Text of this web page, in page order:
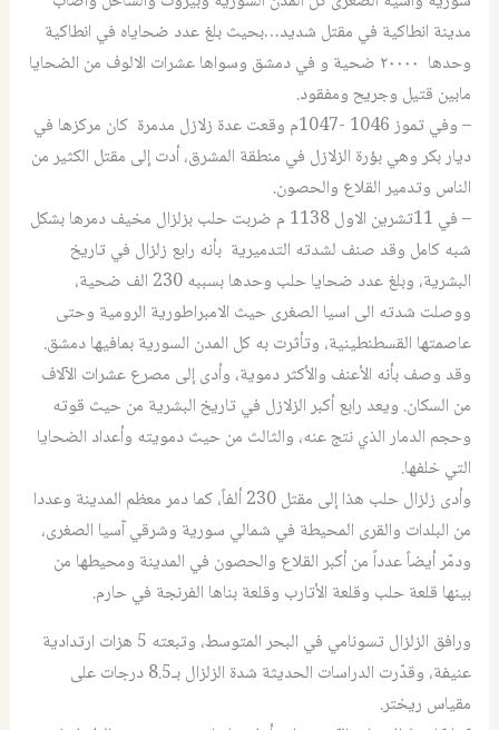
مدينة انطاكية في مقتل شديد…بحيث بلغ عدد ضحاياه في انطاكية
وحدها ٢٠٠٠٠ ضحية و في دمشق وسواها عشرات الالوف من الضحايا
مابين قتيل وجريح ومفقود.
– وفي تموز 1046 -1047م وقعت عدة زلازل مدمرة كان مركزها في
ديار بكر وهي بؤرة الزلازل في منطقة المشرق، أدت إلى مقتل الكثير من
الناس وتدمير القلاع والحصون.
– في 11تشرين الاول 1138 م ضربت حلب بزلزال مخيف دمرها بشكل
شبه كامل وقد صنف لشدته التدميرية بأنه رابع زلزال في تاريخ
البشرية، وبلغ عدد ضحايا حلب وحدها بسببه 230 الف ضحية،
ووصلت شدته الى اسيا الصغرى حيث الامبراطورية الرومية وحتى
عاصمتها القسطنطينية، وتأثرت به كل المدن السورية بمافيها دمشق.
وقد وصف بأنه الأعنف والأكثر دموية، وأدى إلى مصرع عشرات الآلاف
من السكان. ويعد رابع أكبر الزلازل في تاريخ البشرية من حيث قوته
وحجم الدمار الذي نتج عنه، والثالث من حيث دمويته وأعداد الضحايا
التي خلفها.
وأدى زلزال حلب هذا إلى مقتل 230 ألفاً، كما دمر معظم المدينة وعددا
من البلدات والقرى المحيطة في شمالي سورية وشرقي آسيا الصغرى،
ودمّر أيضاً عدداً من أكبر القلاع والحصون في المدينة ومحيطها من
بينها قلعة حلب وقلعة الأتارب وقلعة بناها الفرنجة في حارم.
ورافق الزلزال تسونامي في البحر المتوسط، وتبعته 5 هزات ارتدادية
عنيفة، وقدّرت الدراسات الحديثة شدة الزلزال بـ8.5 درجات على
مقياس ريختر.